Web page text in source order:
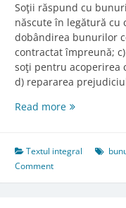
Soţii răspund cu
născute în legătură cu
dobândirea bunurilor
contractat împreună;
soţi pentru acoperirea
d) repararea
Read moreArt.
comune
soţilor
Textul integral
Comment